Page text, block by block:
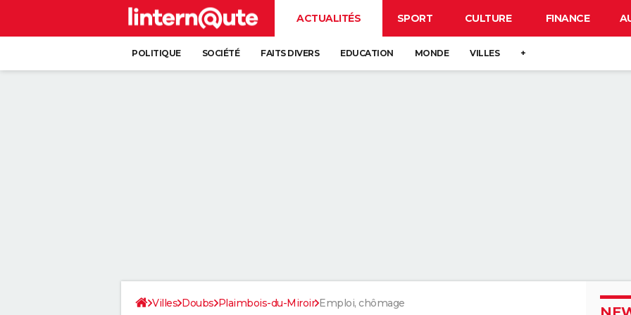
ACTUALITÉS SPORT CULTURE FINANCE
POLITIQUE SOCIÉTÉ FAITS DIVERS EDUCATION MONDE VILLES +
Villes Doubs Plaimbois-du-Miroir Emploi, chômage